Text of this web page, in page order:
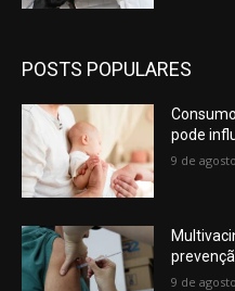
POSTS POPULARES
pode
9 de
9 de